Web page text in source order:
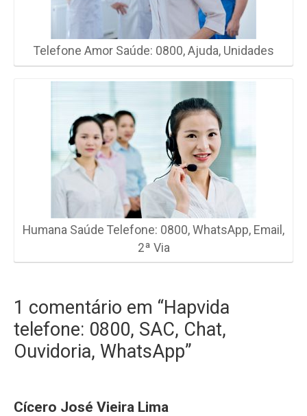
Telefone Amor Saúde: 0800, Ajuda, Unidades
Humana Saúde Telefone: 0800, WhatsApp, Email,
2ª Via
1 comentário em “Hapvida
telefone: 0800, SAC, Chat,
Ouvidoria, WhatsApp”
Cícero José Vieira Lima